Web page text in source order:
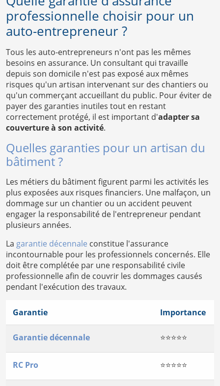
professionnelle choisir pour un
auto-entrepreneur ?
Tous les auto-entrepreneurs n'ont pas les mêmes
besoins en assurance. Un consultant qui travaille
depuis son domicile n'est pas exposé aux mêmes
risques qu'un artisan intervenant sur des chantiers ou
qu'un commerçant accueillant du public. Pour éviter de
payer des garanties inutiles tout en restant
correctement protégé, il est important d'adapter sa
couverture à son activité.
Quelles garanties pour un artisan du
bâtiment ?
Les métiers du bâtiment figurent parmi les activités les
plus exposées aux risques financiers. Une malfaçon, un
dommage sur un chantier ou un accident peuvent
engager la responsabilité de l'entrepreneur pendant
plusieurs années.
La garantie décennale constitue l'assurance
incontournable pour les professionnels concernés. Elle
doit être complétée par une responsabilité civile
professionnelle afin de couvrir les dommages causés
pendant l'exécution des travaux.
Garantie Importance
Garantie décennale ⭐⭐⭐⭐⭐
RC Pro ⭐⭐⭐⭐⭐